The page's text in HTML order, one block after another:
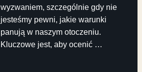
wyzwaniem, szczególnie gdy nie
jesteśmy pewni, jakie warunki
panują w naszym otoczeniu.
Kluczowe jest, aby ocenić …